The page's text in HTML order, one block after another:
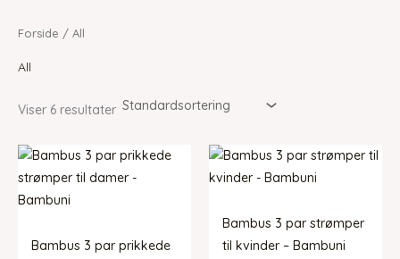
Forside / All
All
Viser 6 resultater
Bambus 3 par prikkede
Bambus 3 par strømper
til kvinder – Bambuni